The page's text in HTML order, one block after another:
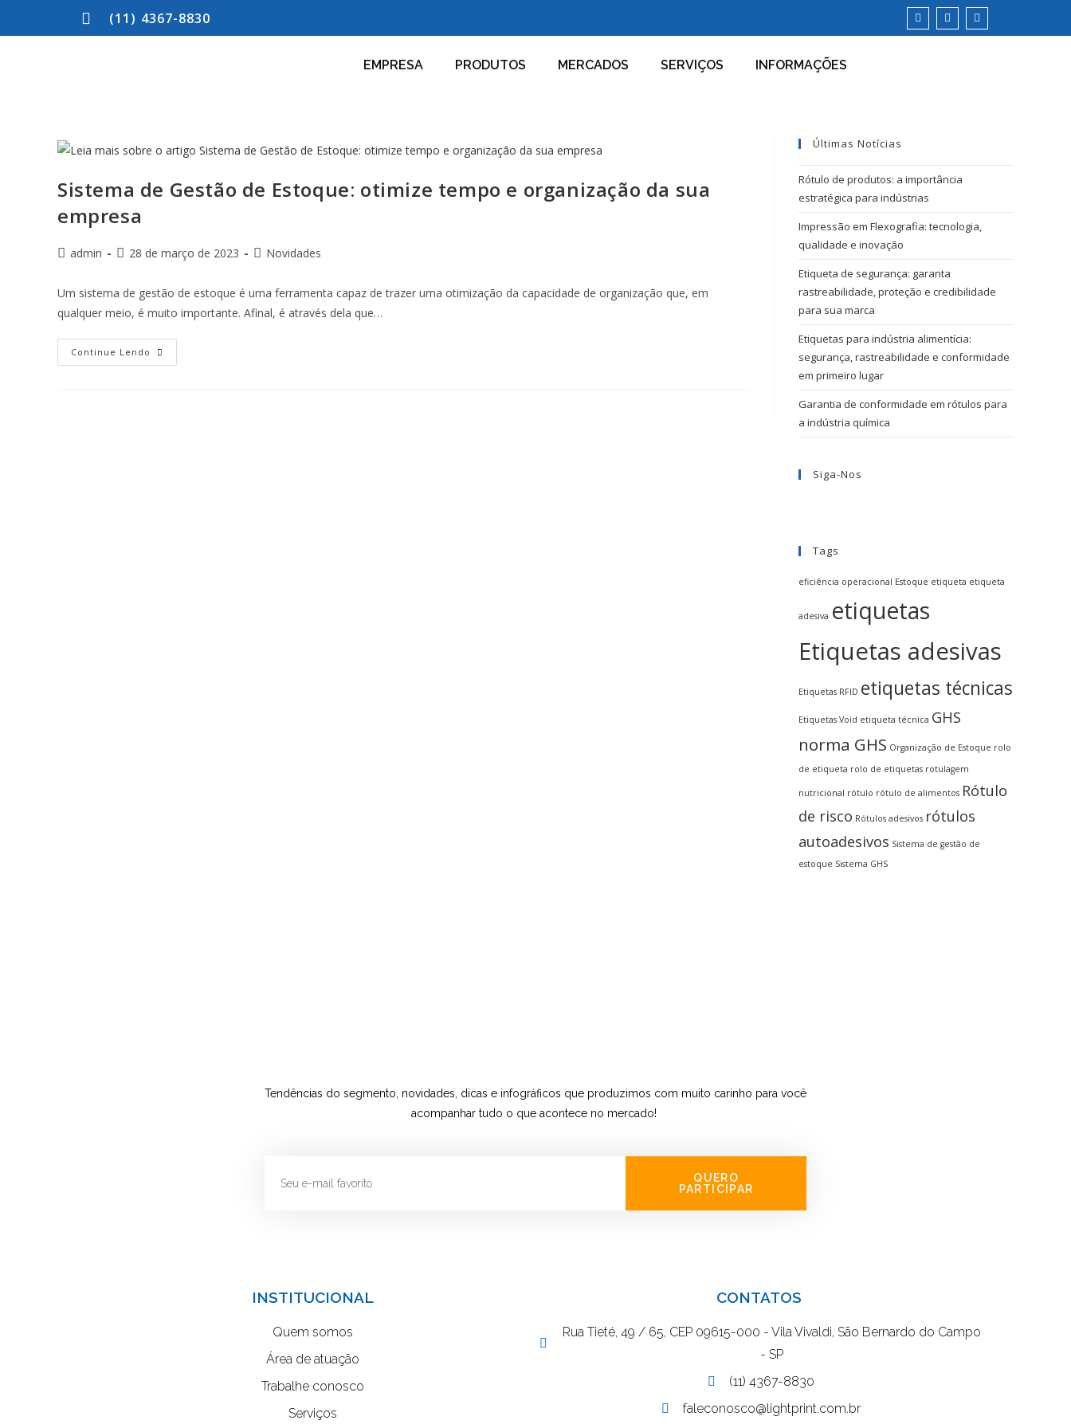
(11) 4367-8830
EMPRESA PRODUTOS MERCADOS SERVIÇOS INFORMAÇÕES
Sistema de Gestão de Estoque: otimize tempo e organização da sua
empresa
admin 28 de março de 2023 Novidades
Um sistema de gestão de estoque é uma ferramenta capaz de trazer uma otimização da capacidade de organização que, em
qualquer meio, é muito importante. Afinal, é através dela que…
Continue Lendo
Últimas Notícias
Rótulo de produtos: a importância
estratégica para indústrias
Impressão em Flexografia: tecnologia,
qualidade e inovação
Etiqueta de segurança: garanta
rastreabilidade, proteção e credibilidade
para sua marca
Etiquetas para indústria alimentícia:
segurança, rastreabilidade e conformidade
em primeiro lugar
Garantia de conformidade em rótulos para
a indústria química
Siga-Nos
Tags
eficiência operacional Estoque etiqueta etiqueta
adesiva etiquetas
Etiquetas adesivas
Etiquetas RFID etiquetas técnicas
Etiquetas Void etiqueta técnica GHS
norma GHS Organização de Estoque rolo
de etiqueta rolo de etiquetas rotulagem
nutricional rótulo rótulo de alimentos Rótulo
de risco Rótulos adesivos rótulos
autoadesivos Sistema de gestão de
estoque Sistema GHS
Tendências do segmento, novidades, dicas e infográficos que produzimos com muito carinho para você
acompanhar tudo o que acontece no mercado!
QUERO
PARTICIPAR
INSTITUCIONAL
Quem somos
Área de atuação
Trabalhe conosco
Serviços
CONTATOS
Rua Tieté, 49 / 65, CEP 09615-000 - Vila Vivaldi, São Bernardo do Campo
- SP
(11) 4367-8830
faleconosco@lightprint.com.br